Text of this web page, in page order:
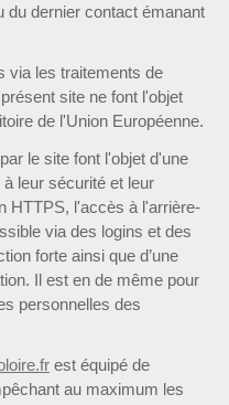
du dernier contact émanant
via les traitements de
site ne font l'objet
de l'Union Européenne.
le site font l'objet d'une
leur sécurité et leur
HTTPS, l'accès à l'arrière-
via des logins et des
forte ainsi que d’une
Il est en de même pour
personnelles des
est équipé de
au maximum les